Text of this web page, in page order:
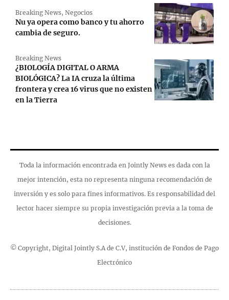
Breaking News, Negocios
Nu ya opera como banco y tu ahorro
cambia de seguro.
Breaking News
¿BIOLOGÍA DIGITAL O ARMA
BIOLÓGICA? La IA cruza la última
frontera y crea 16 virus que no existen
en la Tierra
Toda la información encontrada en Jointly News es dada con la
mejor intención, esta no representa ninguna recomendación de
inversión y es solo para fines informativos. Es responsabilidad del
lector hacer siempre su propia investigación previa a la toma de
decisiones.
© Copyright, Digital Jointly S.A de C.V, institución de Fondos de Pago
Electrónico